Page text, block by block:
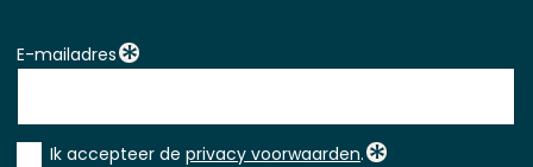
E-mailadres
Instemming
Ik accepteer de privacy voorwaarden.